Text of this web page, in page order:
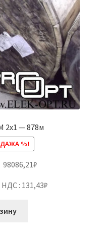
— 878м
%!
98086,21₽
: 131,43₽